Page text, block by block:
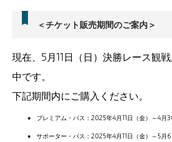
＜チケット販売期間のご案内＞
現在、5月11日（日）決勝レース観
中です。
下記期間内にご購入ください。
プレミアム・パス：2025年4月11日（金）～4月
サポーター・パス：2025年4月11日（金）～5月